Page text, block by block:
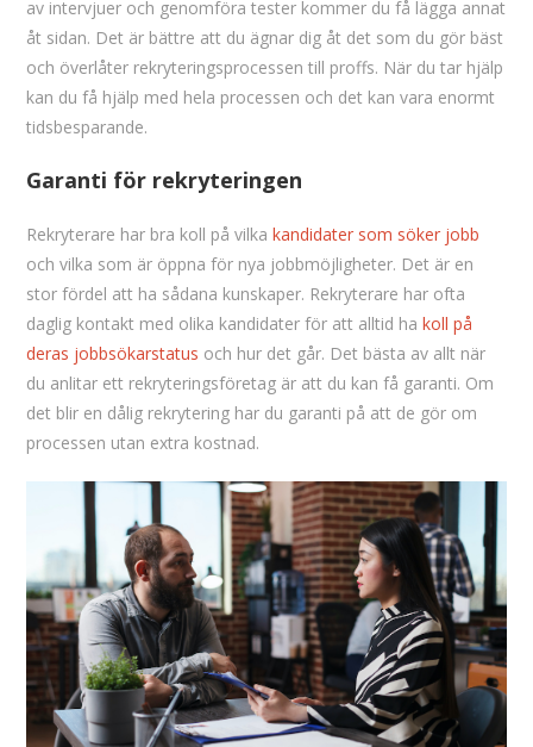
av intervjuer och genomföra tester kommer du få lägga annat
åt sidan. Det är bättre att du ägnar dig åt det som du gör bäst
och överlåter rekryteringsprocessen till proffs. När du tar hjälp
kan du få hjälp med hela processen och det kan vara enormt
tidsbesparande.
Garanti för rekryteringen
Rekryterare har bra koll på vilkakandidater som söker jobb
och vilka som är öppna för nya jobbmöjligheter. Det är en
stor fördel att ha sådana kunskaper. Rekryterare har ofta
daglig kontakt med olika kandidater för att alltid hakoll på
deras jobbsökarstatus och hur det går. Det bästa av allt när
du anlitar ett rekryteringsföretag är att du kan få garanti. Om
det blir en dålig rekrytering har du garanti på att de gör om
processen utan extra kostnad.